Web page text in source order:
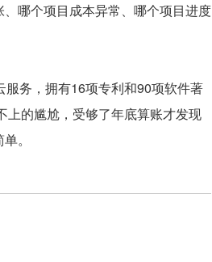
哪个项目成本异常、哪个项目进度
务，拥有16项专利和90项软件著
上的尴尬，受够了年底算账才发现
。